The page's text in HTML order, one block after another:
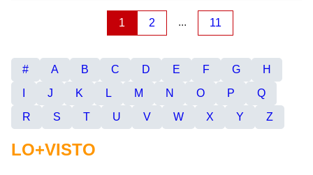
1 2 ... 11
# A B C D E F G
H
J K L M N O P
Q
R
S T U V W X Y Z
LO+VISTO